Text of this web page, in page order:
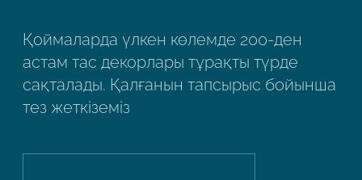
Қоймаларда үлкен көлемде 200-ден
астам тас декорлары тұрақты түрде
сақталады. Қалғанын тапсырыс бойынша
тез жеткіземіз